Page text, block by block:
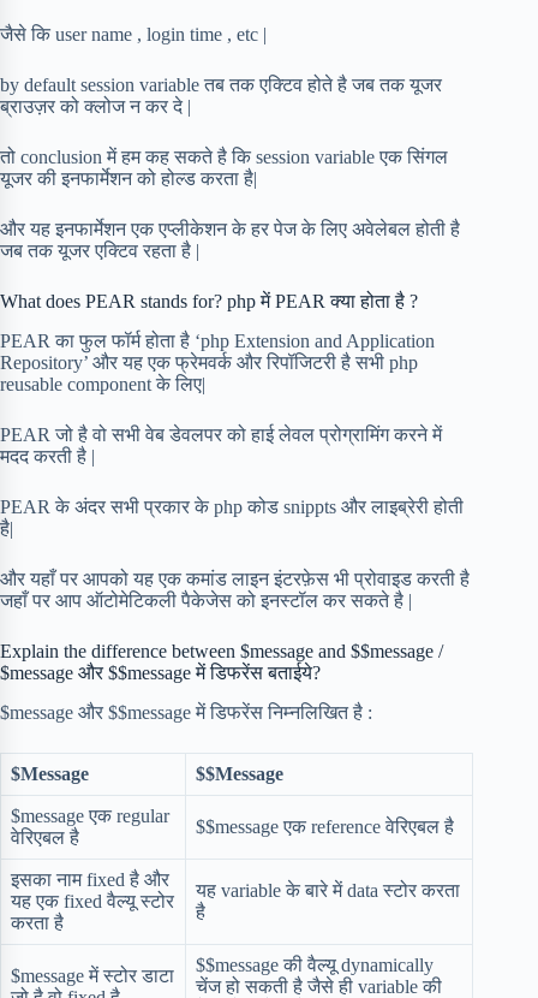
जैसे कि user name , login time , etc |
by default session variable तब तक एक्टिव होते है जब तक यूजर
ब्राउज़र को क्लोज न कर दे |
तो conclusion में हम कह सकते है कि session variable एक सिंगल
यूजर की इनफार्मेशन को होल्ड करता है|
और यह इनफार्मेशन एक एप्लीकेशन के हर पेज के लिए अवेलेबल होती है
जब तक यूजर एक्टिव रहता है |
What does PEAR stands for? php में PEAR क्या होता है ?
PEAR का फुल फॉर्म होता है ‘php Extension and Application
Repository’ और यह एक फ्रेमवर्क और रिपॉजिटरी है सभी php
reusable component के लिए|
PEAR जो है वो सभी वेब डेवलपर को हाई लेवल प्रोग्रामिंग करने में
मदद करती है |
PEAR के अंदर सभी प्रकार के php कोड snippts और लाइब्रेरी होती
है|
और यहाँ पर आपको यह एक कमांड लाइन इंटरफ़ेस भी प्रोवाइड करती है
जहाँ पर आप ऑटोमेटिकली पैकेजेस को इनस्टॉल कर सकते है |
Explain the difference between $message and $$message /
$message और $$message में डिफरेंस बताईये?
$message और $$message में डिफरेंस निम्नलिखित है :
$Message $$Message
$message एक regular
वेरिएबल है
$$message एक reference वेरिएबल है
इसका नाम fixed है और
यह एक fixed वैल्यू स्टोर
करता है
यह variable के बारे में data स्टोर करता
है
$message में स्टोर डाटा
$$message की वैल्यू dynamically
चेंज हो सकती है जैसे ही variable की